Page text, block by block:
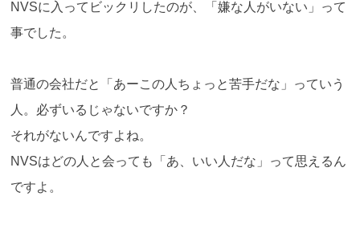
NVSに入ってビックリしたのが、「嫌な人がいない」って
事でした。
普通の会社だと「あーこの人ちょっと苦手だな」っていう
人。必ずいるじゃないですか？
それがないんですよね。
NVSはどの人と会っても「あ、いい人だな」って思えるん
ですよ。